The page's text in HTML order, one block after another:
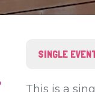
SINGLE
This is a